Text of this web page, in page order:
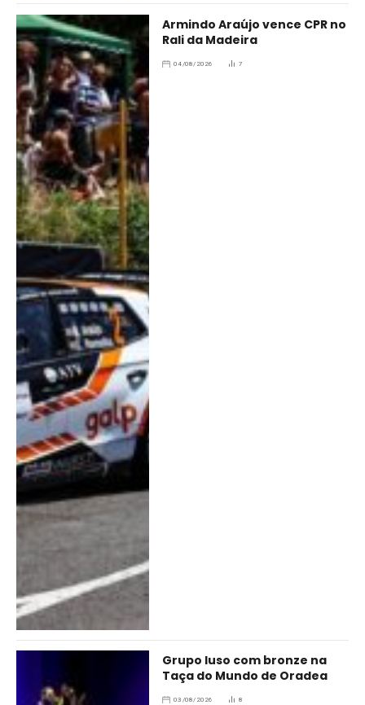
Armindo Araújo vence CPR no
Rali da Madeira
04/08/2026 7
Grupo luso com bronze na
Taça do Mundo de Oradea
03/08/2026 8